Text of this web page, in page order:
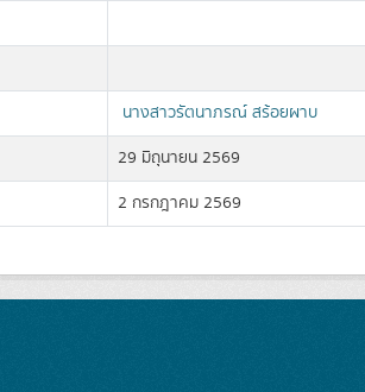
นางสาวรัตนาภรณ์ สร้อยผาบ
29 มิถุนายน 2569
2 กรกฎาคม 2569